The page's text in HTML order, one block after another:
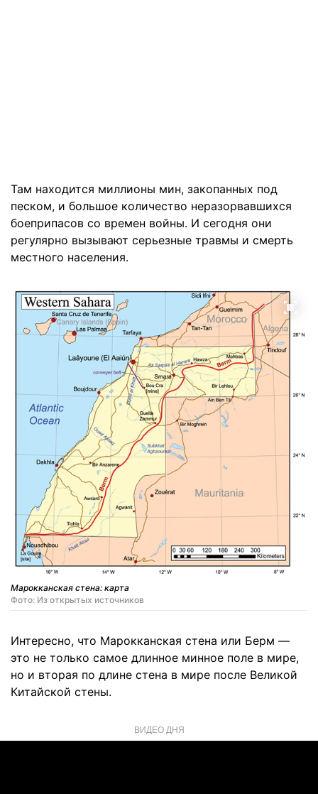
Там находится миллионы мин, закопанных под
песком, и большое количество неразорвавшихся
боеприпасов со времен войны. И сегодня они
регулярно вызывают серьезные травмы и смерть
местного населения.
Марокканская стена: карта
Фото: Из открытых источников
Интересно, что Марокканская стена или Берм —
это не только самое длинное минное поле в мире,
но и вторая по длине стена в мире после Великой
Китайской стены.
ВИДЕО ДНЯ